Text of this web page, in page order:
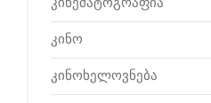
კინო
კინოხელოვნება